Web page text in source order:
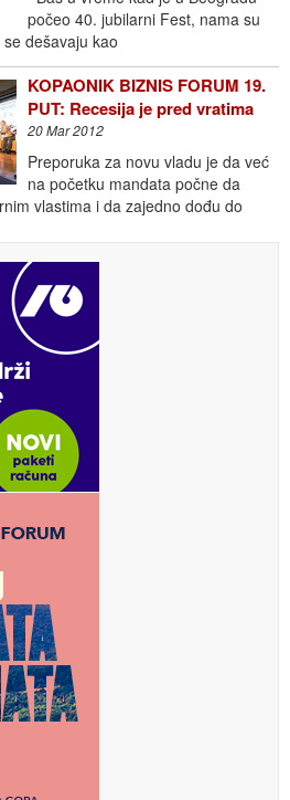
počeo 40. jubilarni Fest, nama su
dešavaju kao
KOPAONIK BIZNIS FORUM 19.
PUT: Recesija je pred vratima
20 Mar 2012
Preporuka za novu vladu je da već
na početku mandata počne da
vlastima i da zajedno dođu do